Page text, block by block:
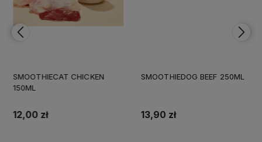
SMOOTHIECAT CHICKEN
150ML
12,00 zł
SMOOTHIEDOG BEEF 250ML
13,90 zł